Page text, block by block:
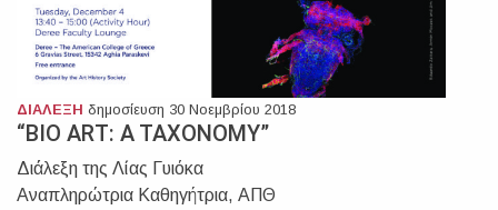
ΔΙΑΛΕΞΗ δημοσίευση 30 Νοεμβρίου 2018
“BIO ART: A TAXONOMY”
Διάλεξη της Λίας Γυιόκα
Αναπληρώτρια Καθηγήτρια, ΑΠΘ